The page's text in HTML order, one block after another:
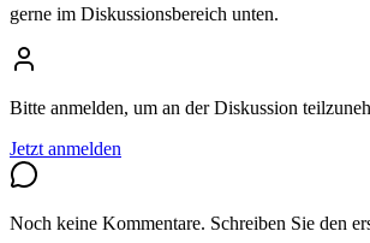
gerne im Diskussionsbereich unten.
Bitte anmelden, um an der Diskussion
Jetzt anmelden
Noch keine Kommentare. Schreiben Sie den